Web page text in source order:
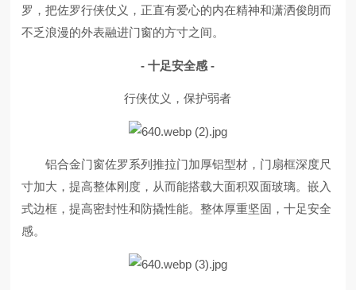
罗，把佐罗行侠仗义，正直有爱心的内在精神和潇洒俊朗而
不乏浪漫的外表融进门窗的方寸之间。
- 十足安全感 -
行侠仗义，保护弱者
铝合金门窗佐罗系列推拉门加厚铝型材，门扇框深度尺
寸加大，提高整体刚度，从而能搭载大面积双面玻璃。嵌入
式边框，提高密封性和防撬性能。整体厚重坚固，十足安全
感。